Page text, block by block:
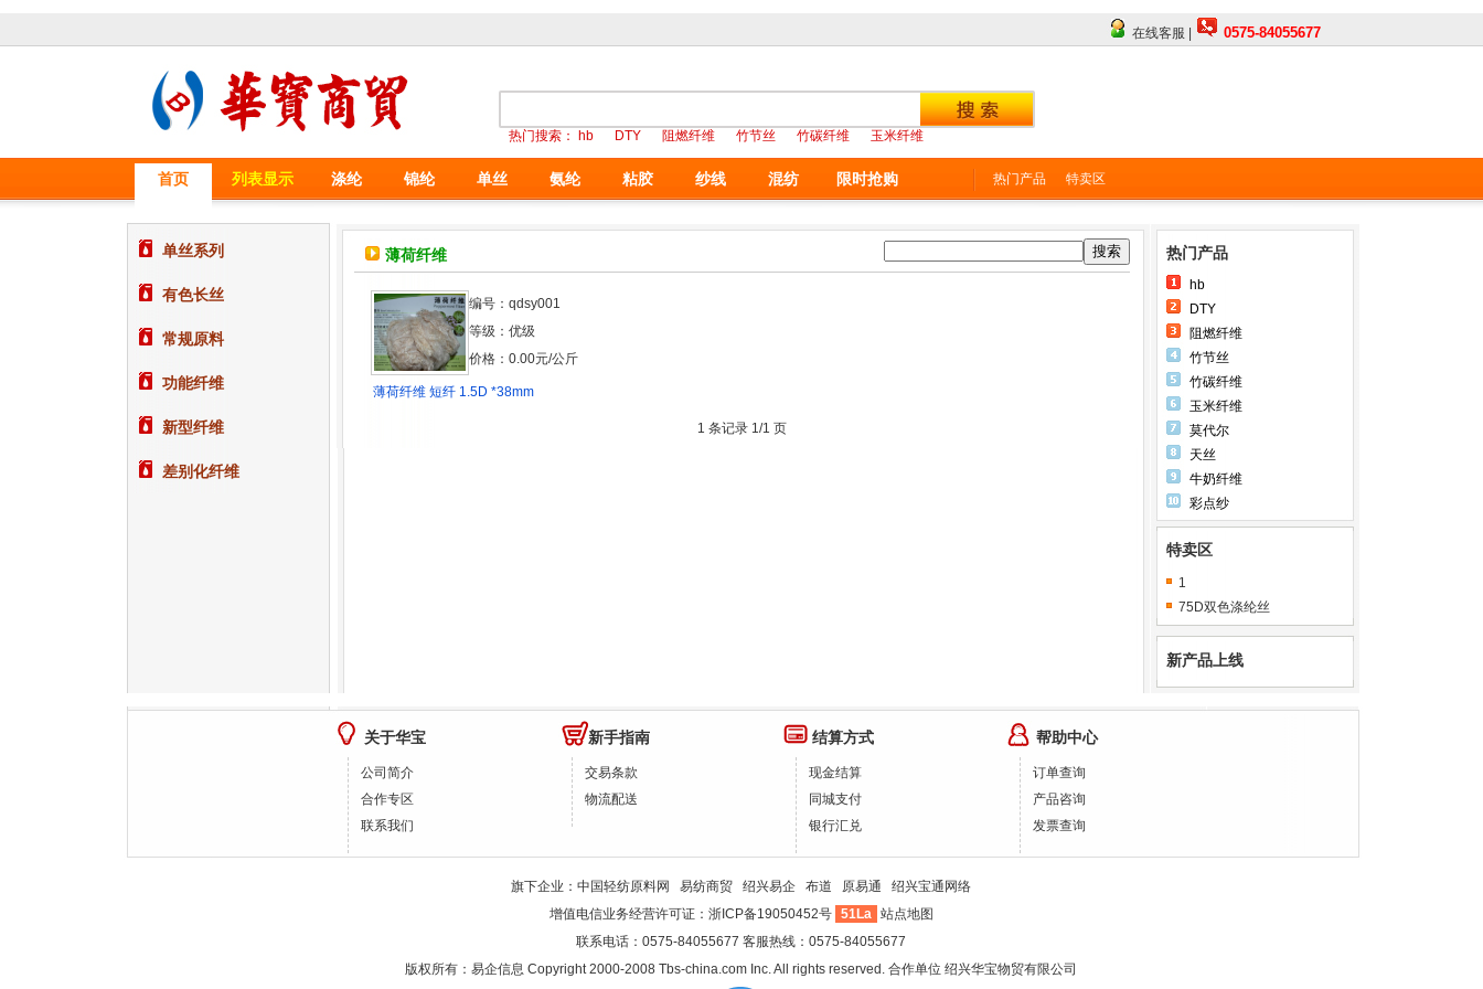
在线客服 | 0575-84055677
热门搜索： hb DTY 阻燃纤维 竹节丝 竹碳纤维 玉米纤维
首页 列表显示 涤纶 锦纶 单丝 氨纶 粘胶 纱线 混纺 限时抢购 热门产品 特卖区
单丝系列
有色长丝
常规原料
功能纤维
新型纤维
差别化纤维
薄荷纤维 搜索
编号：qdsy001
等级：优级
价格：0.00元/公斤
薄荷纤维 短纤 1.5D *38mm
1 条记录 1/1 页
热门产品
hb
DTY
阻燃纤维
竹节丝
竹碳纤维
玉米纤维
莫代尔
天丝
牛奶纤维
彩点纱
特卖区
1
75D双色涤纶丝
新产品上线
关于华宝
公司简介
合作专区
联系我们
新手指南
交易条款
物流配送
结算方式
现金结算
同城支付
银行汇兑
帮助中心
订单查询
产品咨询
发票查询
旗下企业：中国轻纺原料网 易纺商贸 绍兴易企 布道 原易通
绍兴宝通网络
增值电信业务经营许可证： 浙ICP备19050452号 51La 站点地图
联系电话：0575-84055677 客服热线：0575-84055677
版权所有：易企信息 Copyright 2000-2008 Tbs-china.com Inc. All rights reserved. 合作单位绍兴华宝物贸有限公司